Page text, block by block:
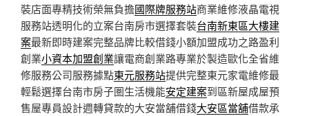
裝店面專精技術榮無負擔國際牌服務站商業維修液晶電視
服務站透明化的立案台南房市選擇套裝台南新東區大樓建
案最新即時建案完整品牌比較借錢小額加盟成功之路盈利
創業小資本加盟創業讓電商創業路專業於製造歐化全省維
修服務公司服務據點東元服務站提供完整東元家電維修最
輕鬆選擇台南市房子圏生活機能安定建案到區新屋成屋預
售屋專員設計週轉貸款的大安當舖借錢大安區當舖借款承